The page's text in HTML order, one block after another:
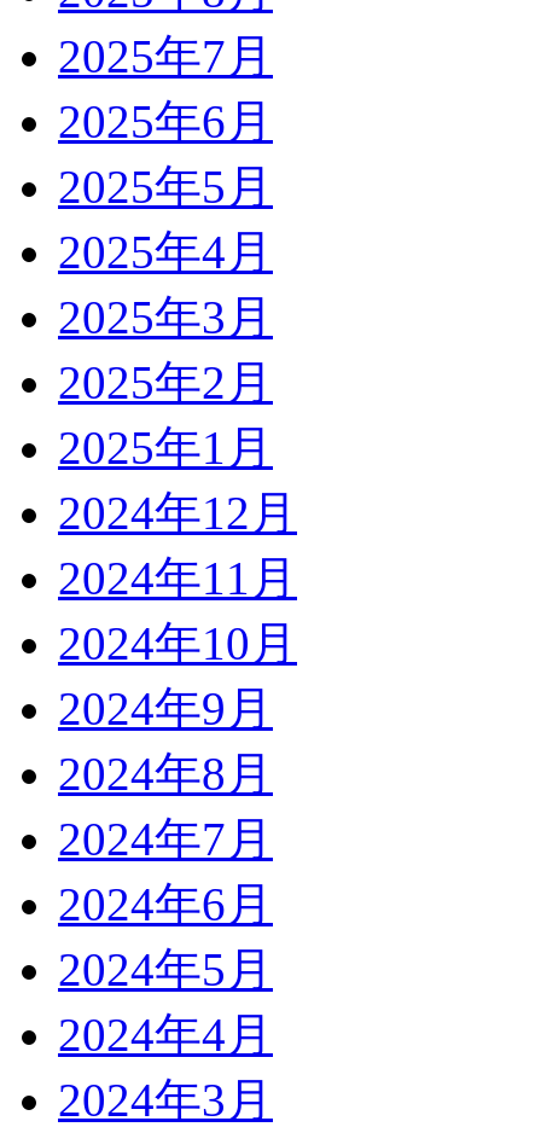
2025年7月
2025年6月
2025年5月
2025年4月
2025年3月
2025年2月
2025年1月
2024年12月
2024年11月
2024年10月
2024年9月
2024年8月
2024年7月
2024年6月
2024年5月
2024年4月
2024年3月